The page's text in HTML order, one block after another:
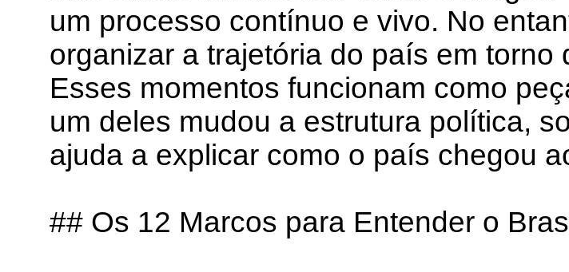
um processo contínuo e vivo. No
organizar a trajetória do país em torno
Esses momentos funcionam como
um deles mudou a estrutura política,
ajuda a explicar como o país chegou
## Os 12 Marcos para Entender o